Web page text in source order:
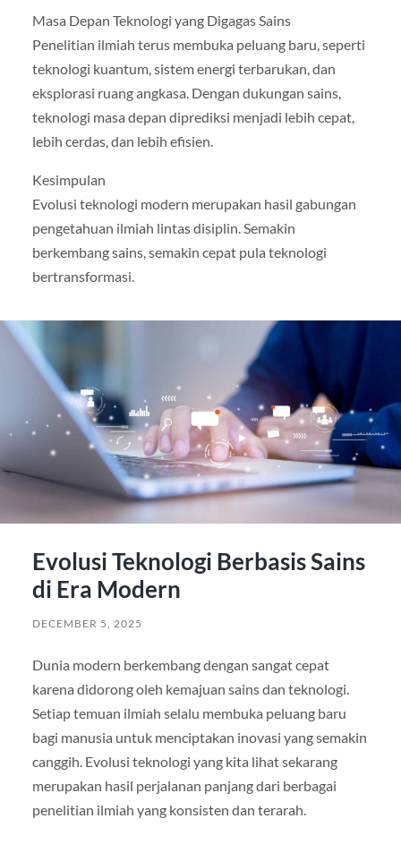
Masa Depan Teknologi yang Digagas Sains
Penelitian ilmiah terus membuka peluang baru, seperti
teknologi kuantum, sistem energi terbarukan, dan
eksplorasi ruang angkasa. Dengan dukungan sains,
teknologi masa depan diprediksi menjadi lebih cepat,
lebih cerdas, dan lebih efisien.
Kesimpulan
Evolusi teknologi modern merupakan hasil gabungan
pengetahuan ilmiah lintas disiplin. Semakin
berkembang sains, semakin cepat pula teknologi
bertransformasi.
Evolusi Teknologi Berbasis Sains
di Era Modern
DECEMBER 5, 2025
Dunia modern berkembang dengan sangat cepat
karena didorong oleh kemajuan sains dan teknologi.
Setiap temuan ilmiah selalu membuka peluang baru
bagi manusia untuk menciptakan inovasi yang semakin
canggih. Evolusi teknologi yang kita lihat sekarang
merupakan hasil perjalanan panjang dari berbagai
penelitian ilmiah yang konsisten dan terarah.